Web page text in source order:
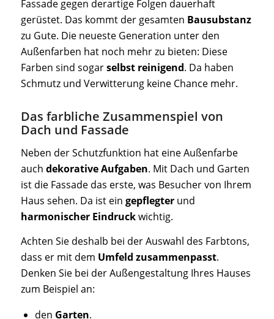
Fassade gegen derartige Folgen dauerhaft
gerüstet. Das kommt der gesamten Bausubstanz
zu Gute. Die neueste Generation unter den
Außenfarben hat noch mehr zu bieten: Diese
Farben sind sogarselbst reinigend. Da haben
Schmutz und Verwitterung keine Chance mehr.
Das farbliche Zusammenspiel von
Dach und Fassade
Neben der Schutzfunktion hat eine Außenfarbe
auch dekorative Aufgaben. Mit Dach und Garten
ist die Fassade das erste, was Besucher von Ihrem
Haus sehen. Da ist ein gepflegter und
harmonischer Eindruckwichtig.
Achten Sie deshalb bei der Auswahl des Farbtons,
dass er mit dem Umfeld zusammenpasst.
Denken Sie bei der Außengestaltung Ihres Hauses
zum Beispiel an:
den Garten.